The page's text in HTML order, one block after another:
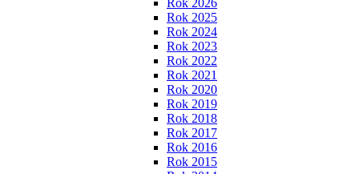
Rok 2026
Rok 2025
Rok 2024
Rok 2023
Rok 2022
Rok 2021
Rok 2020
Rok 2019
Rok 2018
Rok 2017
Rok 2016
Rok 2015